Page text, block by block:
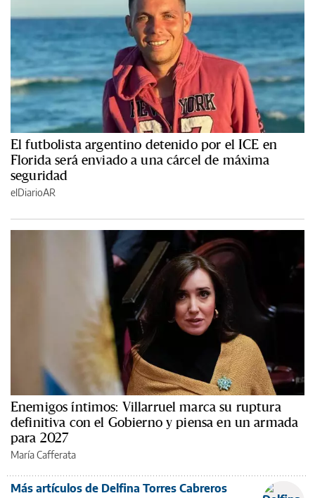
El futbolista argentino detenido por el ICE en
Florida será enviado a una cárcel de máxima
seguridad
elDiarioAR
Enemigos íntimos: Villarruel marca su ruptura
definitiva con el Gobierno y piensa en un armada
para 2027
María Cafferata
Más artículos de Delfina Torres Cabreros